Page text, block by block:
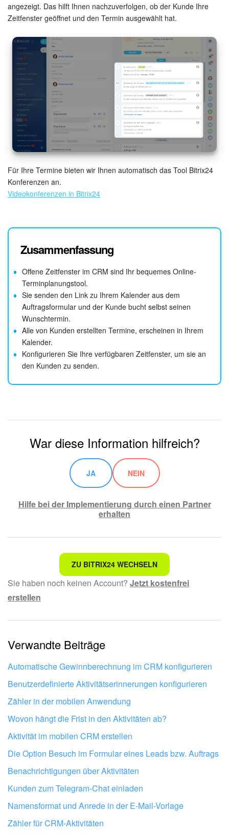
angezeigt. Das hilft Ihnen nachzuverfolgen, ob der Kunde Ihre
Zeitfenster geöffnet und den Termin ausgewählt hat.
Für Ihre Termine bieten wir Ihnen automatisch das Tool Bitrix24
Konferenzen an.
Videokonferenzen in Bitrix24
Zusammenfassung
Offene Zeitfenster im CRM sind Ihr bequemes Online-
Terminplanungstool.
Sie senden den Link zu Ihrem Kalender aus dem
Auftragsformular und der Kunde bucht selbst seinen
Wunschtermin.
Alle von Kunden erstellten Termine, erscheinen in Ihrem
Kalender.
Konfigurieren Sie Ihre verfügbaren Zeitfenster, um sie an
den Kunden zu senden.
War diese Information hilfreich?
JA NEIN
Hilfe bei der Implementierung durch einen Partner
erhalten
Nicht das, wonach ich suche.
Kompliziert und unverständlich formuliert.
Mir gefällt nicht, wie das Tool funktioniert.
Lassen Sie Ihr Bitrix24 von Profis
ZU BITRIX24 WECHSELN
Sie haben noch keinen Account? Jetzt kostenfrei
erstellen
Verwandte Beiträge
Automatische Gewinnberechnung im CRM konfigurieren
Benutzerdefinierte Aktivitätserinnerungen konfigurieren
Zähler in der mobilen Anwendung
Wovon hängt die Frist in den Aktivitäten ab?
Aktivität im mobilen CRM erstellen
Die Option Besuch im Formular eines Leads bzw. Auftrags
Benachrichtigungen über Aktivitäten
Kunden zum Telegram-Chat einladen
Namensformat und Anrede in der E-Mail-Vorlage
Zähler für CRM-Aktivitäten